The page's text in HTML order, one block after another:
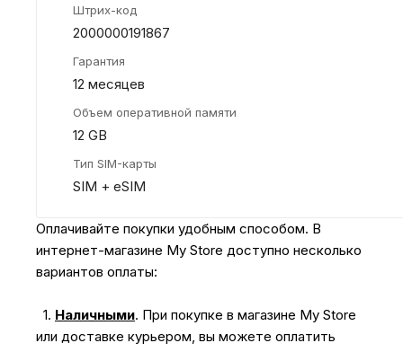
Штрих-код
2000000191867
Гарантия
12 месяцев
Объем оперативной памяти
12 GB
Тип SIM-карты
SIM + eSIM
Оплачивайте покупки удобным способом. В
интернет-магазине My Store доступно несколько
вариантов оплаты:
1. Наличными. При покупке в магазине My Store
или доставке курьером, вы можете оплатить